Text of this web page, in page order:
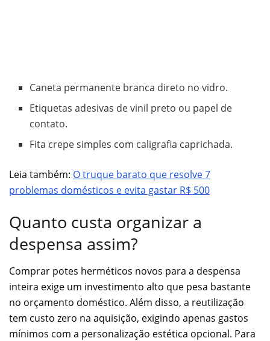
Caneta permanente branca direto no vidro.
Etiquetas adesivas de vinil preto ou papel de
contato.
Fita crepe simples com caligrafia caprichada.
Leia também: O truque barato que resolve 7
problemas domésticos e evita gastar R$ 500
Quanto custa organizar a
despensa assim?
Comprar potes herméticos novos para a despensa
inteira exige um investimento alto que pesa bastante
no orçamento doméstico. Além disso, a reutilização
tem custo zero na aquisição, exigindo apenas gastos
mínimos com a personalização estética opcional. Para